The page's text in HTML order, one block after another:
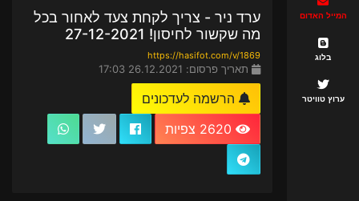
המייל האדום
בלוג
ערוץ טוויטר
ערד ניר - צריך לקחת צעד לאחור בכל
מה שקשור לחיסון! 27-12-2021
https://hasifot.com/v/1869
תאריך פרסום: 26.12.2021 17:03
הרשמה לעדכונים